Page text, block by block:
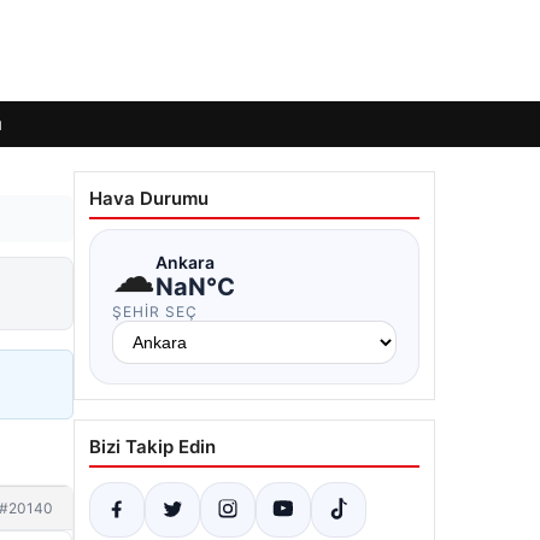
#20140
Hava Durumu
☁Ankara
NaN°C
ŞEHIR SEÇ
Bizi Takip Edin